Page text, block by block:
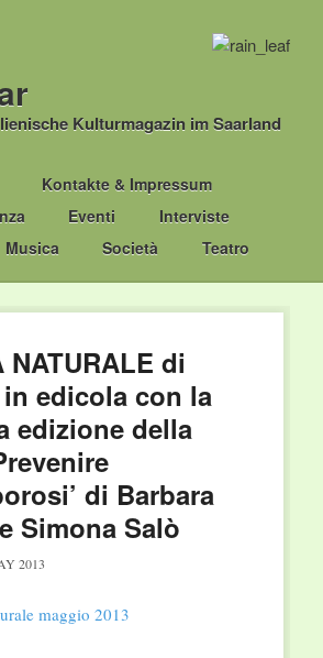
Kulturmagazin im Saarland
Kontakte & Impressum
Eventi
Interviste
Musica Società Teatro
NATURALE di
edicola con la
edizione della
di Barbara
Simona Salò
2013